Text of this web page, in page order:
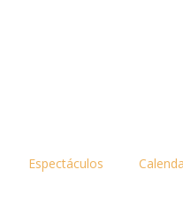
Espectáculos